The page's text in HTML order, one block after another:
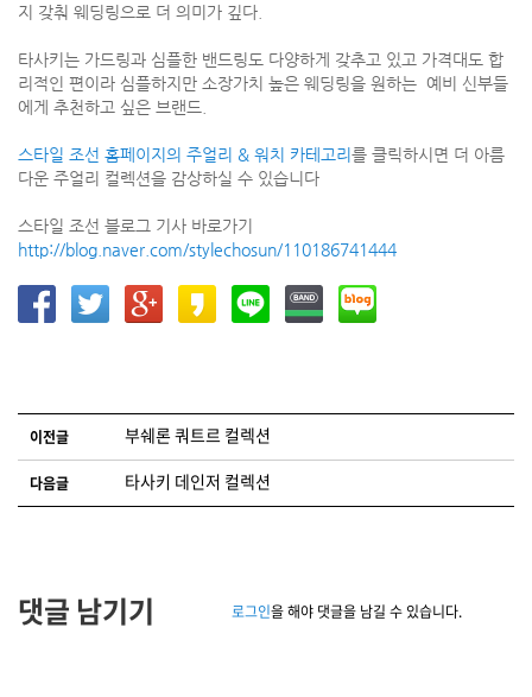
지 갖춰 웨딩링으로 더 의미가 깊다.
타사키는 가드링과 심플한 밴드링도 다양하게 갖추고 있고 가격대도 합
리적인 편이라 심플하지만 소장가치 높은 웨딩링을 원하는 예비 신부들
에게 추천하고 싶은 브랜드.
스타일 조선 홈페이지의 주얼리 & 워치 카테고리를 클릭하시면 더 아름
다운 주얼리 컬렉션을 감상하실 수 있습니다
스타일 조선 블로그 기사 바로가기
http://blog.naver.com/stylechosun/110186741444
글 네비게이션
이전글 부쉐론 쿼트르 컬렉션
다음글 타사키 데인저 컬렉션
댓글 남기기 로그인을 해야 댓글을 남길 수 있습니다.